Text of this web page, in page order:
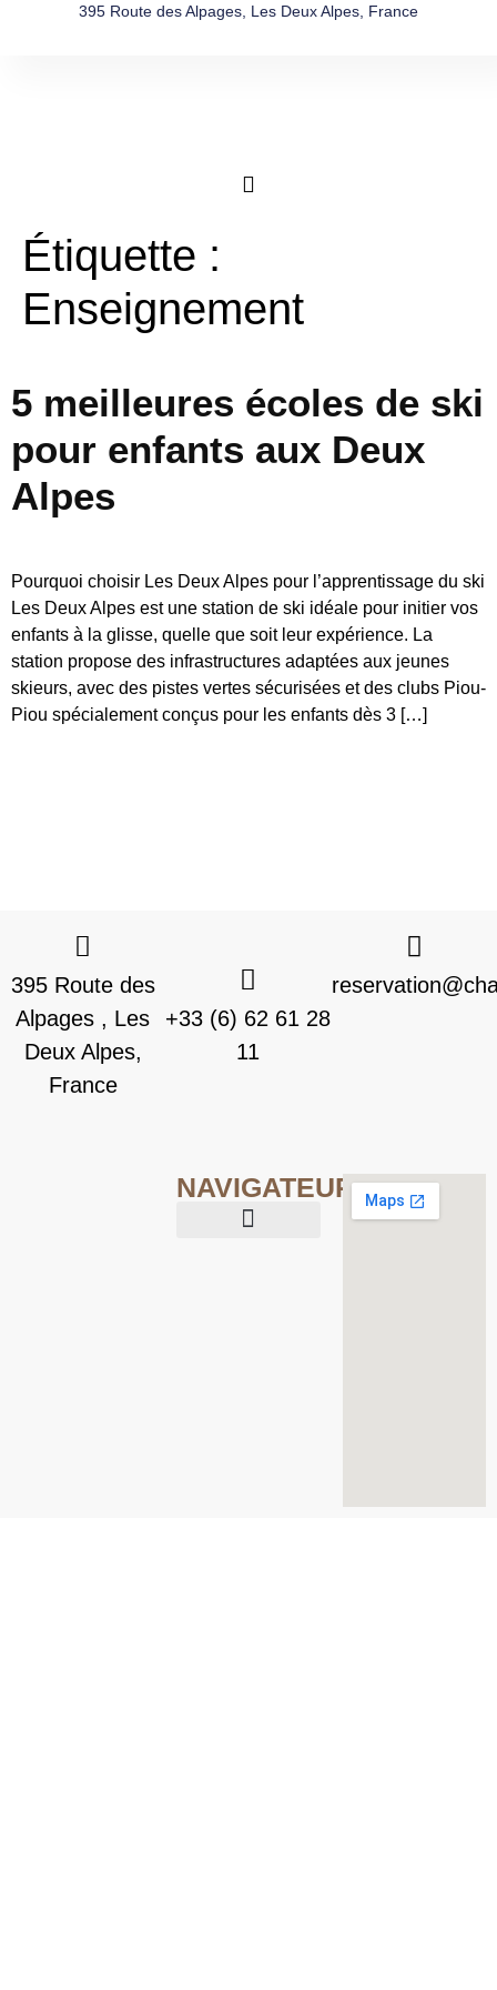
395 Route des Alpages, Les Deux Alpes, France
Étiquette :
Enseignement
5 meilleures écoles de ski
pour enfants aux Deux
Alpes
Pourquoi choisir Les Deux Alpes pour l’apprentissage du ski
Les Deux Alpes est une station de ski idéale pour initier vos
enfants à la glisse, quelle que soit leur expérience. La
station propose des infrastructures adaptées aux jeunes
skieurs, avec des pistes vertes sécurisées et des clubs Piou-
Piou spécialement conçus pour les enfants dès 3 […]
395 Route des
Alpages , Les
Deux Alpes,
France
+33 (6) 62 61 28
11
NAVIGATEUR